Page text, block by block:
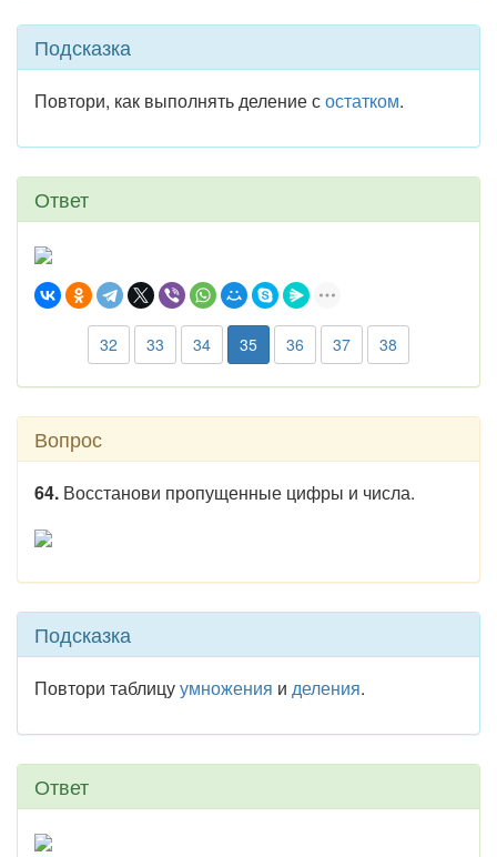
Подсказка
Повтори, как выполнять деление состатком.
Ответ
32 33 34 35 36 37 38
Вопрос
64. Восстанови пропущенные цифры и числа.
Подсказка
Повтори таблицуумножения и деления.
Ответ